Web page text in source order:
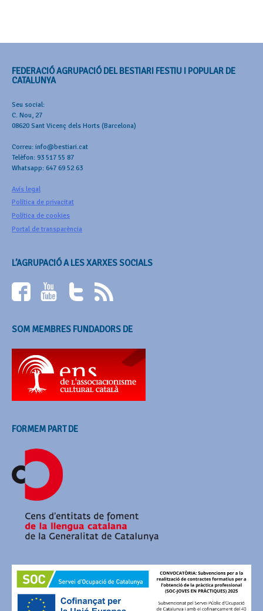
FEDERACIÓ AGRUPACIÓ DEL BESTIARI FESTIU I POPULAR DE
CATALUNYA
Seu social:
C. Nou, 27
08620 Sant Vicenç dels Horts (Barcelona)
Correu: info@bestiari.cat
Telèfon: 93 517 55 87
Whatsapp: 647 69 52 63
Avís legal
Política de privacitat
Política de cookies
Portal de transparència
L’AGRUPACIÓ A LES XARXES SOCIALS
SOM MEMBRES FUNDADORS DE
FORMEM PART DE